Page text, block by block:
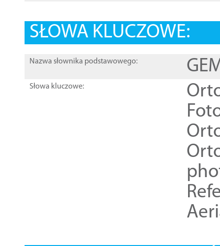
SŁOWA KLUCZOWE:
Nazwa słownika podstawowego:
Słowa kluczowe: